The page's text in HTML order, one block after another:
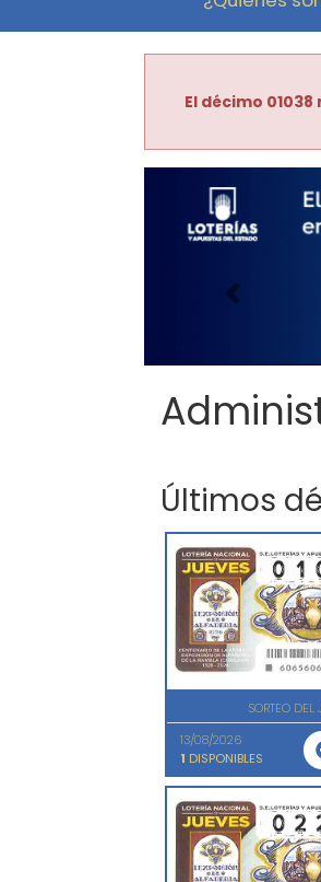
El décimo
Imagen
Últimos
SORTEO DEL
13/08/2026
1 DISPONIBLES